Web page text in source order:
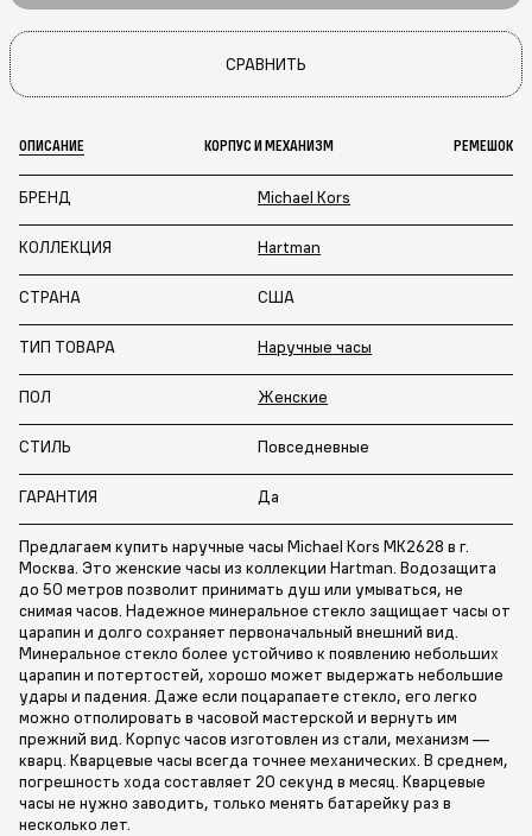
СРАВНИТЬ
ОПИСАНИЕ КОРПУС И МЕХАНИЗМ РЕМЕШОК
БРЕНД Michael Kors
КОЛЛЕКЦИЯ Hartman
СТРАНА США
ТИП ТОВАРА Наручные часы
ПОЛ Женские
СТИЛЬ Повседневные
ГАРАНТИЯ Да
Предлагаем купить наручные часы Michael Kors MK2628 в г.
Москва. Это женские часы из коллекции Hartman. Водозащита
до 50 метров позволит принимать душ или умываться, не
снимая часов. Надежное минеральное стекло защищает часы от
царапин и долго сохраняет первоначальный внешний вид.
Минеральное стекло более устойчиво к появлению небольших
царапин и потертостей, хорошо может выдержать небольшие
удары и падения. Даже если поцарапаете стекло, его легко
можно отполировать в часовой мастерской и вернуть им
прежний вид. Корпус часов изготовлен из стали, механизм —
кварц. Кварцевые часы всегда точнее механических. В среднем,
погрешность хода составляет 20 секунд в месяц. Кварцевые
часы не нужно заводить, только менять батарейку раз в
несколько лет.